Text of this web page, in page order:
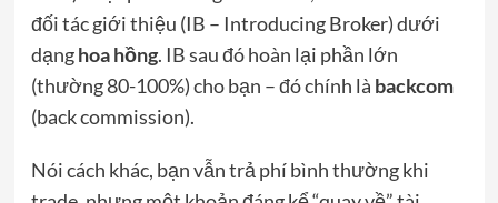
đối tác giới thiệu (IB – Introducing Broker) dưới
dạnghoa hồng. IB sau đó hoàn lại phần lớn
(thường 80-100%) cho bạn – đó chính là backcom
(back commission).
Nói cách khác, bạn vẫn trả phí bình thường khi